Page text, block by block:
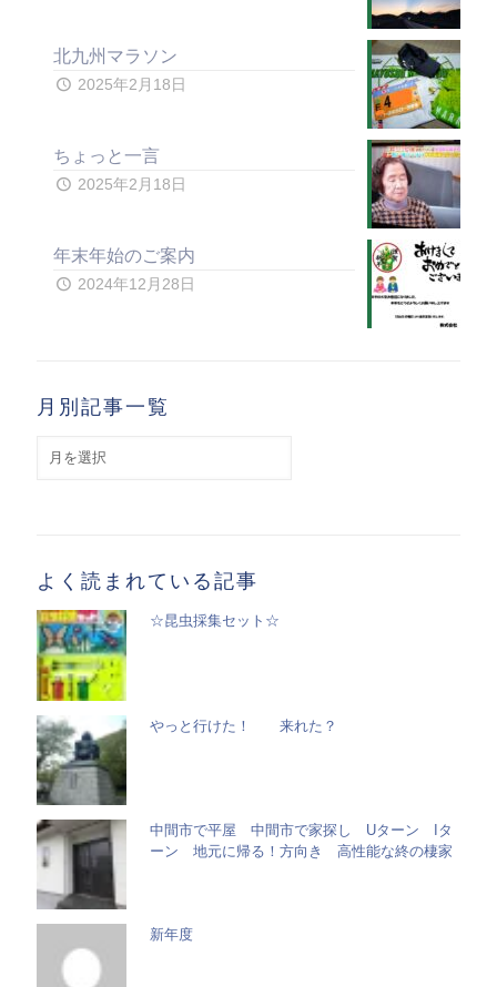
北九州マラソン
2025年2月18日
ちょっと一言
2025年2月18日
年末年始のご案内
2024年12月28日
月別記事一覧
よく読まれている記事
☆昆虫採集セット☆
やっと行けた！ 来れた？
中間市で平屋 中間市で家探し Uターン Iタ
ーン 地元に帰る！方向き 高性能な終の棲家
新年度